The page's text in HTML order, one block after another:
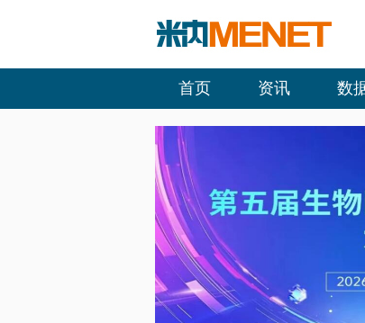
首页 资讯 数